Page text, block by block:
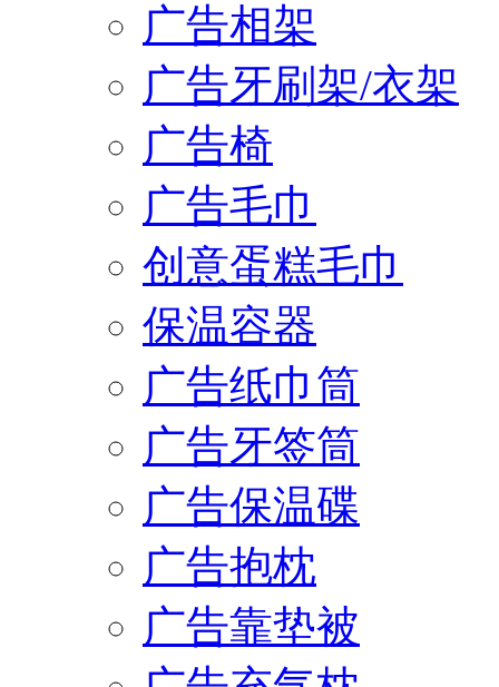
广告相架
广告牙刷架/衣架
广告椅
广告毛巾
创意蛋糕毛巾
保温容器
广告纸巾筒
广告牙签筒
广告保温碟
广告抱枕
广告靠垫被